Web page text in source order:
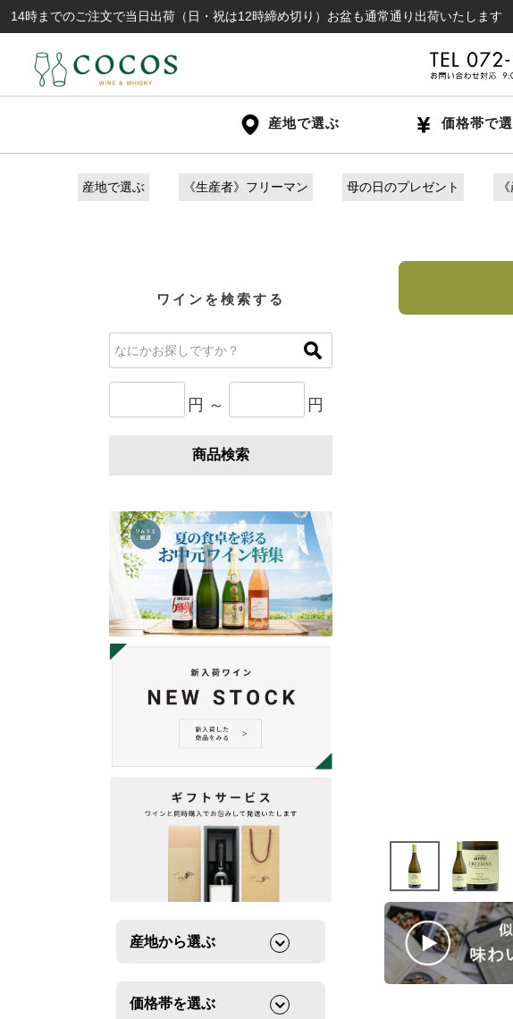
ご注文で当日出荷（日・祝は12時締め切り）お盆も通常通り出荷いたします
産地で選ぶ 価格帯で
産地で選ぶ 《生産者》フリーマン 母の日のプレゼント
ワインを検索する
円 ～ 円
商品検索
産地から選ぶ
価格帯を選ぶ